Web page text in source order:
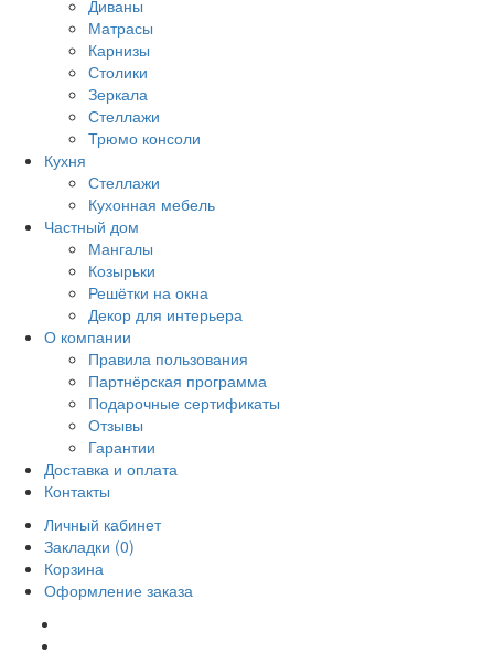
Диваны
Матрасы
Карнизы
Столики
Зеркала
Стеллажи
Трюмо консоли
Кухня
Стеллажи
Кухонная мебель
Частный дом
Мангалы
Козырьки
Решётки на окна
Декор для интерьера
О компании
Правила пользования
Партнёрская программа
Подарочные сертификаты
Отзывы
Гарантии
Доставка и оплата
Контакты
Личный кабинет
Закладки (0)
Корзина
Оформление заказа